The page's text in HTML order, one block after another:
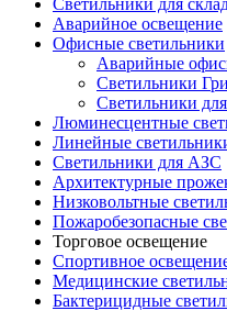
Аварийное освещение
Офисные светильники
Аварийные
Светильники
Светильники
Люминесцентные
Линейные
Светильники для АЗС
Архитектурные
Низковольтные
Пожаробезопасные
Торговое освещение
Спортивное
Медицинские
Бактерицидные